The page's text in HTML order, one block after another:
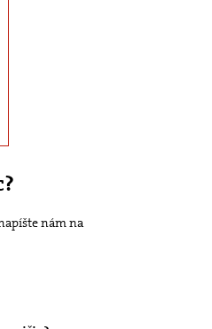
nám na